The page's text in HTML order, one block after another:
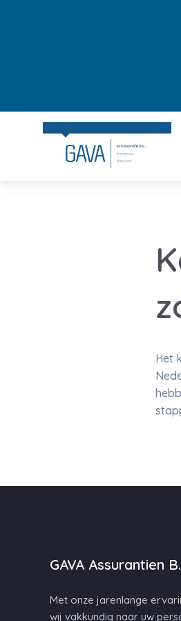
Het
GAVA Assurantien
Met onze jarenlange
wij vakkundig naar uw